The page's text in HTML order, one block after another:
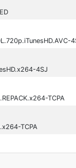
4SJ
TCPA
TCPA